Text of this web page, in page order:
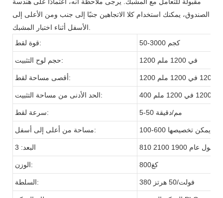
الصندوق، يمكنك استخدام كلا الاتجاهين جنبًا إلى جنب ومن الأعلى إلى
قوة لقط:
50-3000 كجم
حجم لوح التثبيت: 1200 في 1200 ملم
أقصى مساحة لقط:
الحد الأدنى من مساحة التثبيت:
سرعة لقط: 5-50 مم/دقيقة
مساحة من أعلى إلى أسفل: يمكن تخصيصها
البعد: 3 810 بحلول عام 1900 2100
الوزن: كغ800
السلطة: 380 فولت/50 هرتز